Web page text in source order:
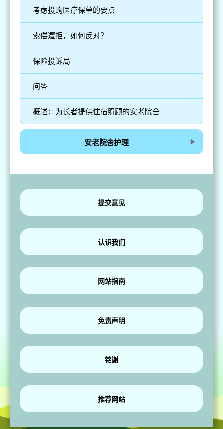
概述：为长者提供住宿照顾的安老院舍
问答
保险投诉局
索偿遭拒，如何反对？
考虑投购医疗保单的要点
安老院舍护理
提交意见
认识我们
网站指南
免责声明
铭谢
推荐网站